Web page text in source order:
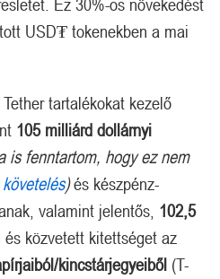
USD₮ tokenekben a mai
tartalékokat kezelő
105 milliárd dollárnyi
is fenntartom, hogy ez nem
)és készpénz-
valamint jelentős, 102,5
közvetett kitettséget az
kincstárjegyeiből (T-